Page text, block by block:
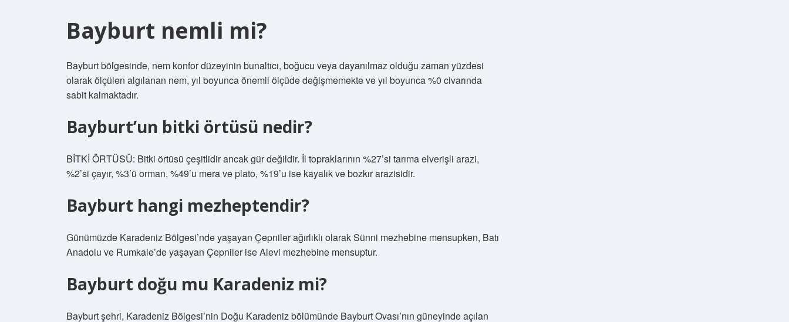
Bayburt nemli mi?
Bayburt bölgesinde, nem konfor düzeyinin bunaltıcı, boğucu veya dayanılmaz olduğu zaman yüzdesi
olarak ölçülen algılanan nem, yıl boyunca önemli ölçüde değişmemekte ve yıl boyunca %0 civarında
sabit kalmaktadır.
Bayburt’un bitki örtüsü nedir?
BİTKİ ÖRTÜSÜ: Bitki örtüsü çeşitlidir ancak gür değildir. İl topraklarının %27’si tarıma elverişli arazi,
%2’si çayır, %3’ü orman, %49’u mera ve plato, %19’u ise kayalık ve bozkır arazisidir.
Bayburt hangi mezheptendir?
Günümüzde Karadeniz Bölgesi’nde yaşayan Çepniler ağırlıklı olarak Sünni mezhebine mensupken, Batı
Anadolu ve Rumkale’de yaşayan Çepniler ise Alevi mezhebine mensuptur.
Bayburt doğu mu Karadeniz mi?
Bayburt şehri, Karadeniz Bölgesi’nin Doğu Karadeniz bölümünde Bayburt Ovası’nın güneyinde açılan